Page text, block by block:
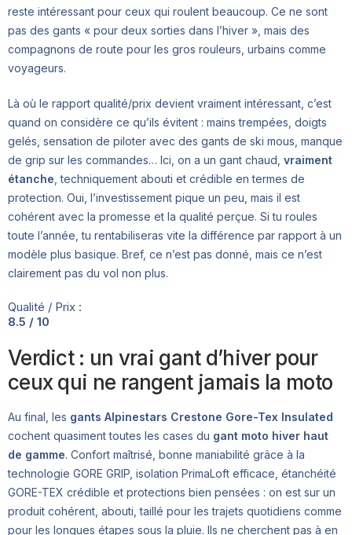
reste intéressant pour ceux qui roulent beaucoup. Ce ne sont
pas des gants « pour deux sorties dans l’hiver », mais des
compagnons de route pour les gros rouleurs, urbains comme
voyageurs.
Là où le rapport qualité/prix devient vraiment intéressant, c’est
quand on considère ce qu’ils évitent : mains trempées, doigts
gelés, sensation de piloter avec des gants de ski mous, manque
de grip sur les commandes… Ici, on a un gant chaud, vraiment
étanche , techniquement abouti et crédible en termes de
protection. Oui, l’investissement pique un peu, mais il est
cohérent avec la promesse et la qualité perçue. Si tu roules
toute l’année, tu rentabiliseras vite la différence par rapport à un
modèle plus basique. Bref, ce n’est pas donné, mais ce n’est
clairement pas du vol non plus.
Qualité / Prix :
8.5 / 10
Verdict : un vrai gant d’hiver pour
ceux qui ne rangent jamais la moto
Au final, les gants Alpinestars Crestone Gore-Tex Insulated
cochent quasiment toutes les cases du gant moto hiver haut
de gamme. Confort maîtrisé, bonne maniabilité grâce à la
technologie GORE GRIP, isolation PrimaLoft efficace, étanchéité
GORE-TEX crédible et protections bien pensées : on est sur un
produit cohérent, abouti, taillé pour les trajets quotidiens comme
pour les longues étapes sous la pluie. Ils ne cherchent pas à en